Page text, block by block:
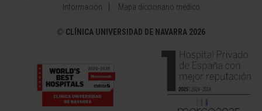
Información
Mapa diccionario médico
© CLÍNICA UNIVERSIDAD DE NAVARRA 2026